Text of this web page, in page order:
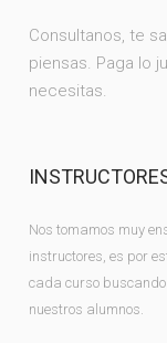
Consultanos, te
piensas. Paga lo
necesitas.
Nos tomamos muy
instructores, es por
cada curso buscando
nuestros alumnos.